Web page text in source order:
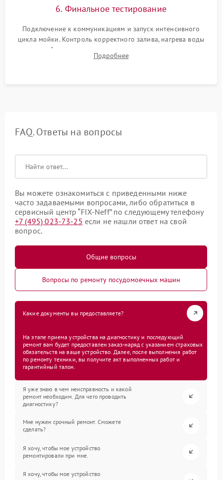
6. Финальное тестирование
Подключение к коммуникациям и запуск интенсивного
цикла мойки. Контроль корректного залива, нагрева воды
до нужной температуры, отсутствия посторонних шумов,
штатного слива и абсолютной сухости в поддоне.
Подробнее
FAQ. Ответы на вопросы
Вы можете ознакомиться с приведенными ниже
часто задаваемыми вопросами, либо обратиться в
сервисный центр “FIX-Neff” по следующему телефону
+7 (495) 023-73-25 если не нашли ответ на свой
вопрос.
Общие вопросы
Вопросы по ремонту посудомоечных машин
Какие документы вы предоставляете?
На этапе приема устройства на диагностику и последующий
ремонт вам будет предоставлен заказ-наряд с указанием страховых
обязательств на ваше устройство. Далее, после выполнения работ
по ремонту техники, вы получите акт выполненных работ и
гарантийный талон.
Я уже знаю в чем неисправность и какой
ремонт необходим. Для чего проводить
диагностику?
Мне нужен срочный ремонт. Сможете
сделать?
Я хочу, чтобы мое устройство
ремонтировали при мне.
Я хочу, чтобы мое устройство